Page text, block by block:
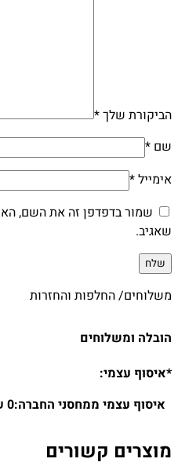
הביקורת שלך*
שם *
אימייל*
שמור בדפדפן זה את השם,
שאגיב.
משלוחים/ החלפות והחזרות
הובלה ומשלוחים
*איסוף עצמי:
איסוף עצמי ממחסני החברה:0 ₪.
מוצרים קשורים